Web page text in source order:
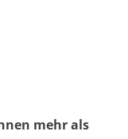
mehr als